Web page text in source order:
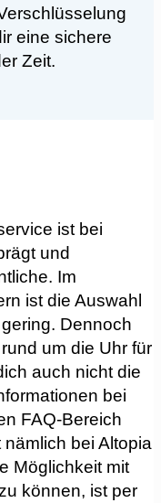
eine sichere
Zeit.
und
Im
ist die Auswahl
Dennoch
um die Uhr für
auch nicht die
bei
FAQ-Bereich
bei Altopia
Möglichkeit mit
können, ist per